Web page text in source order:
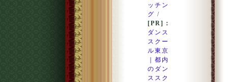
ッチン
グ /
[PR]：
ダンス
スクー
ル東京
｜都内
のダン
ススク